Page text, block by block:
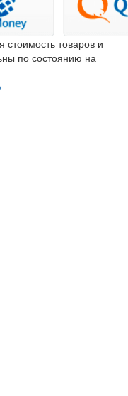
товаров и
по состоянию на